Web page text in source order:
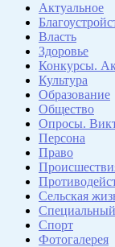
Актуальное
Власть
Здоровье
Конкурсы.
Культура
Образование
Общество
Опросы.
Персона
Право
Сельская
Спорт
Фотогалерея